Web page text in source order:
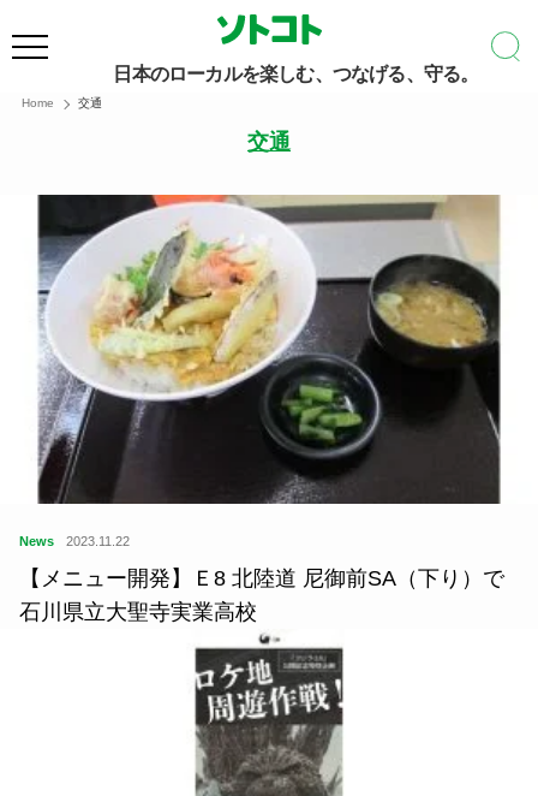
日本のローカルを楽しむ、つなげる、守る。
Home 交通
交通
News 2023.11.22
【メニュー開発】Ｅ8 北陸道 尼御前SA（下り）で
石川県立大聖寺実業高校